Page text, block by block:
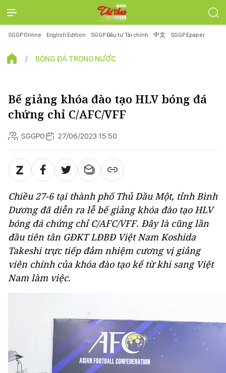
SGGP Online English Edition SGGP Đầu tư Tài chính 中文 SGGP Epaper
BÓNG ĐÁ TRONG NƯỚC
Bế giảng khóa đào tạo HLV bóng đá
chứng chỉ C/AFC/VFF
SGGPO 27/06/2023 15:50
Chiều 27-6 tại thành phố Thủ Dầu Một, tỉnh Bình
Dương đã diễn ra lễ bế giảng khóa đào tạo HLV
bóng đá chứng chỉ C/AFC/VFF. Đây là cũng lần
đầu tiên tân GĐKT LĐBĐ Việt Nam Koshida
Takeshi trực tiếp đảm nhiệm cương vị giảng
viên chính của khóa đào tạo kể từ khi sang Việt
Nam làm việc.